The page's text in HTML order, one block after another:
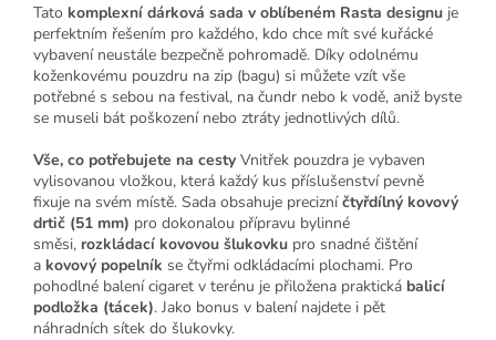
Tato komplexní dárková sada v oblíbeném Rasta designu je
perfektním řešením pro každého, kdo chce mít své kuřácké
vybavení neustále bezpečně pohromadě. Díky odolnému
koženkovému pouzdru na zip (bagu) si můžete vzít vše
potřebné s sebou na festival, na čundr nebo k vodě, aniž byste
se museli bát poškození nebo ztráty jednotlivých dílů.
Vše, co potřebujete na cesty Vnitřek pouzdra je vybaven
vylisovanou vložkou, která každý kus příslušenství pevně
fixuje na svém místě. Sada obsahuje precizní čtyřdílný kovový
drtič (51 mm) pro dokonalou přípravu bylinné
směsi, rozkládací kovovou šlukovku pro snadné čištění
a kovový popelník se čtyřmi odkládacími plochami. Pro
pohodlné balení cigaret v terénu je přiložena praktická balicí
podložka (tácek). Jako bonus v balení najdete i pět
náhradních sítek do šlukovky.